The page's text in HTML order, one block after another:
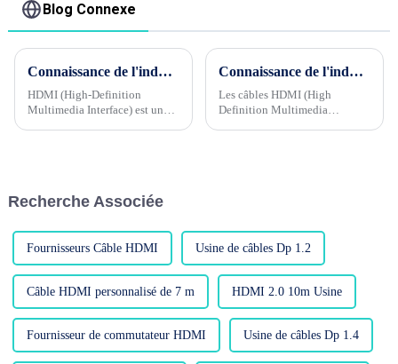
Blog Connexe
Connaissance de l'industrie du câble Phase 1 --- Quels sont les contrôles de qualité pour les câbles HDMI ?
HDMI (High-Definition
Multimedia Interface) est une
Connaissance de l'industrie du câble Phase 2 --- Pourquoi l'épaisseur (diamètre) des câbles HDMI affecte-t-elle la stabilité du signal ?
Les câbles HDMI (High
Definition Multimedia
Recherche Associée
Fournisseurs Câble HDMI Usine de câbles Dp 1.2
Câble HDMI personnalisé de 7 m HDMI 2.0 10m Usine
Fournisseur de commutateur HDMI Usine de câbles Dp 1.4